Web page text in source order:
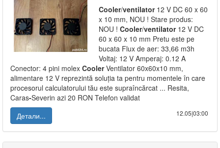
Cooler/ventilator12 V DC 60 x 60
x 10 mm, NOU ! Stare produs:
NOU ! Cooler/ventilator12 V DC
60 x 60 x 10 mm Pretu este pe
bucata Flux de aer: 33,66 m3h
Voltaj: 12 V Amperaj: 0.12 A
Conector: 4 pini molex CoolerVentilator 60x60x10 mm,
alimentare 12 V reprezintă soluția ta pentru momentele în care
procesorul calculatorului tău este supraîncărcat ... Resita,
Caras-Severin azi 20 RON Telefon validat
Детали...
12.05|03:00